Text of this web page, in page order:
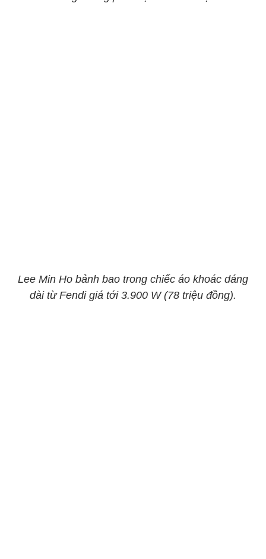
Lee Min Ho bảnh bao trong chiếc áo khoác dáng
dài từ Fendi giá tới 3.900 W (78 triệu đồng).